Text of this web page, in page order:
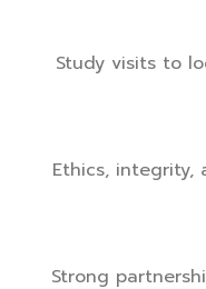
Study visits to
Ethics,
Strong